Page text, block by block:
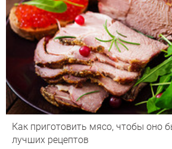
Как приготовить мясо, чтобы оно
лучших рецептов